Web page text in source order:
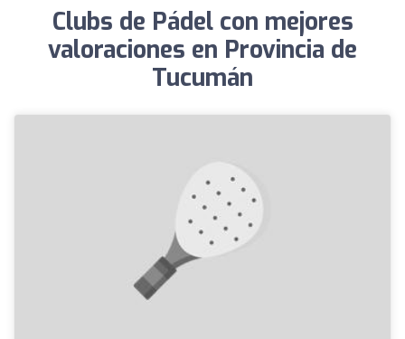
Clubs de Pádel con mejores
valoraciones en Provincia de
Tucumán